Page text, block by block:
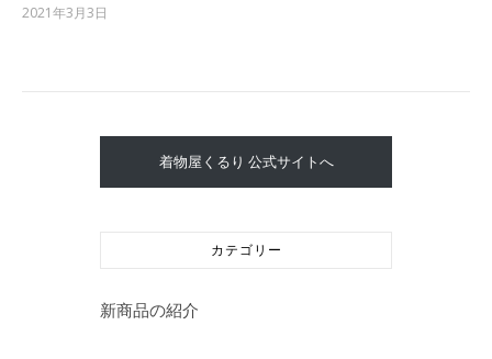
2021年3月3日
着物屋くるり 公式サイトへ
カテゴリー
新商品の紹介